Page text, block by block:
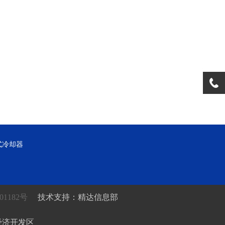
冷却器
号 技术支持：精达信息部
开发区